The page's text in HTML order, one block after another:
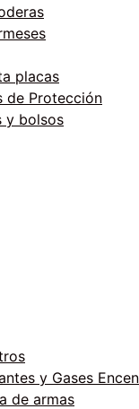
placas
de Protección
y bolsos
y Gases
de armas